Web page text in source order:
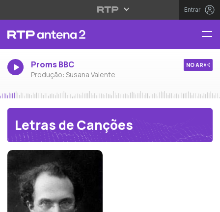
Entrar
Proms BBC
Produção: Susana Valente
NO AR
Letras de Canções